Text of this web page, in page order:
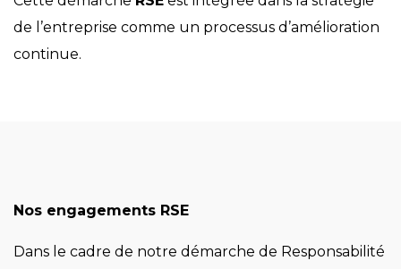
de l’entreprise comme un processus d’amélioration
continue.
Nos engagements RSE
Dans le cadre de notre démarche de Responsabilité